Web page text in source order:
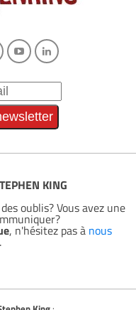
KING
oublis? Vous avez une
, n'hésitez pas à nous